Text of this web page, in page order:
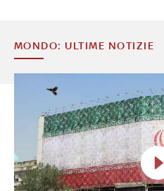
MONDO: ULTIME NOTIZIE